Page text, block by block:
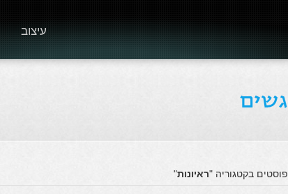
עיצוב
פוסטים בקטגוריה "ראיונות"